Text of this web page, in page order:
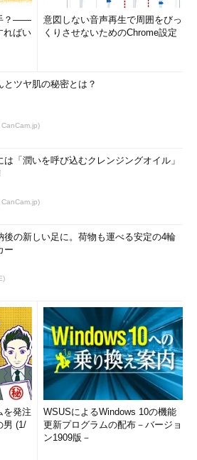
？――
ればい
意図しない音声再生で周囲をびっ
くりさせないためのChrome設定
とツヤ肌の秘密とは？
CanCam.jp)
は「潤いを呼び込むクレンジングオイル」
CanCam.jp)
後の新しい足に。荷物も運べる安定の4輪
ー
を発注
男 (1/
WSUSによるWindows 10の機能
更新プログラムの配布－バージョ
ン1909版－